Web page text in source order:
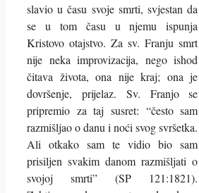
slavio u času svoje smrti, svjestan da
se u tom času u njemu ispunja
Kristovo otajstvo. Za sv. Franju smrt
nije neka improvizacija, nego ishod
čitava života, ona nije kraj; ona je
dovršenje, prijelaz. Sv. Franjo se
pripremio za taj susret: “često sam
razmišljao o danu i noći svog svršetka.
Ali otkako sam te vidio bio sam
prisiljen svakim danom razmišljati o
svojoj smrti” (SP 121:1821).